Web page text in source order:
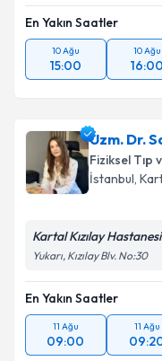
En Yakın Saatler
10 Ağu
15:00
10 Ağu
16:00
Uzm. Dr.
Fiziksel Tıp
İstanbul,
Kartal Kızılay Hastanesi
Yukarı, Kızılay Blv. No:30
En Yakın Saatler
11 Ağu
09:00
11 Ağu